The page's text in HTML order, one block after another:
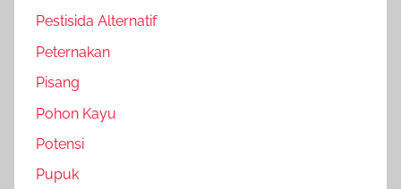
Pestisida Alternatif
Peternakan
Pisang
Pohon Kayu
Potensi
Pupuk